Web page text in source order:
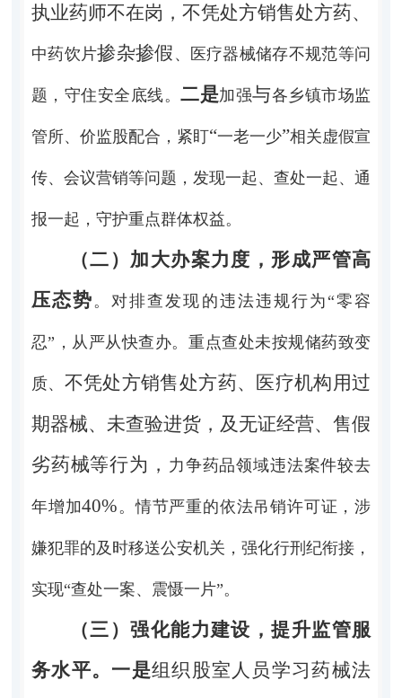
执业药师不在岗，不凭处方销售处方药、
中药饮片掺杂掺假 、医疗器械储存不规范等问
题，守住安全底线。二是加强与各乡镇市场监
管所、价监股配合，紧盯“一老一少”相关虚假宣
传、会议营销等问题，发现一起、查处一起、通
报一起，守护重点群体权益。
（二）加大办案力度，形成严管高
压态势 。对排查发现的违法违规行为 “零容
忍”，从严从快查办。重点查处未按规储药致变
质、 不凭处方销售处方药、
医疗机构用过
期器械、未查验进货，及无证经营、售假
劣药械等行为， 力争药品领域违法案件较去
年增加40% 。情节严重的依法吊销许可证，涉
嫌犯罪的及时移送公安机关，强化行刑纪衔接，
实现“查处一案、震慑一片”。
（三）强化能力建设，提升监管服
务水平。 一是组织股室人员学习药械法